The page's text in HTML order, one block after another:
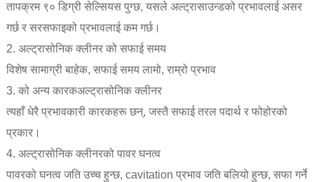
तापक्रम ९० डिग्री सेल्सियस पुग्छ, यसले अल्ट्रासाउन्डको प्रभावलाई असर
गर्छ र सरसफाइको प्रभावलाई कम गर्छ।
2. अल्ट्रासोनिक क्लीनर को सफाई समय
विशेष सामाग्री बाहेक, सफाई समय लामो, राम्रो प्रभाव
3. को अन्य कारकअल्ट्रासोनिक क्लीनर
त्यहाँ धेरै प्रभावकारी कारकहरू छन्, जस्तै सफाई तरल पदार्थ र फोहोरको
प्रकार।
4. अल्ट्रासोनिक क्लीनरको पावर घनत्व
पावरको घनत्व जति उच्च हुन्छ, cavitation प्रभाव जति बलियो हुन्छ, सफा गर्ने